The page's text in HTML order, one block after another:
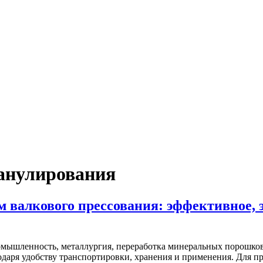
прессования: эффективное,
металлургия, переработка минеральных
удобству транспортировки, хранения и применения. Для